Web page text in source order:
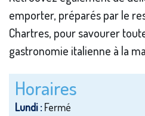
emporter, préparés par le
Chartres, pour savourer
gastronomie italienne à la
Horaires
Lundi :Fermé